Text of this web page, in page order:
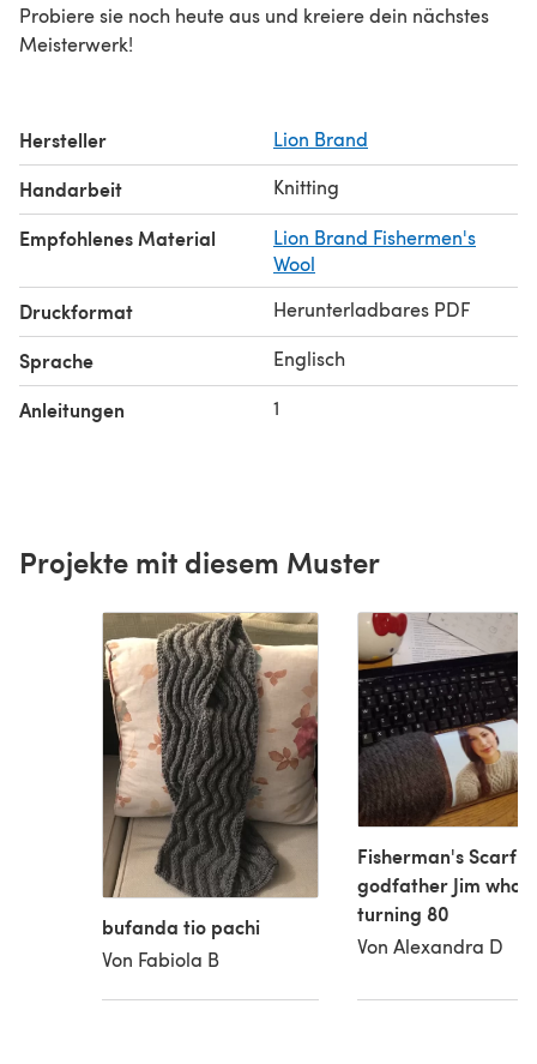
Probiere sie noch heute aus und kreiere dein nächstes
Meisterwerk!
Hersteller Lion Brand
Handarbeit Knitting
Empfohlenes Material
Lion Brand Fishermen's
Wool
Druckformat Herunterladbares PDF
Sprache Englisch
Anleitungen 1
Projekte mit diesem Muster
bufanda tio pachi
Von Fabiola B
Fisherman's Scarf
godfather Jim who
turning 80
Von Alexandra D